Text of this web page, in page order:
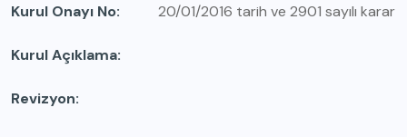
Kurul Onayı No 20/01/2016 tarih ve 2901 sayılı karar
Kurul Açıklama
Revizyon